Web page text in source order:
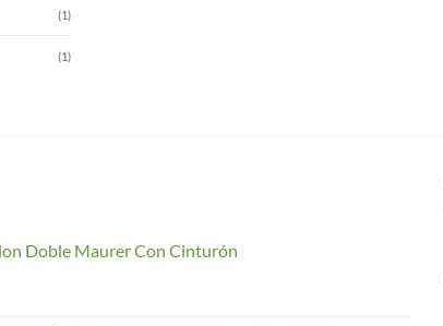
(1)
(1)
Doble Maurer Con Cinturón